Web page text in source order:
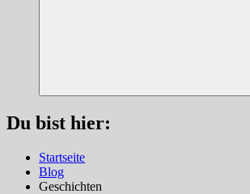
Suchen
Du bist hier:
Startseite
Blog
Geschichten